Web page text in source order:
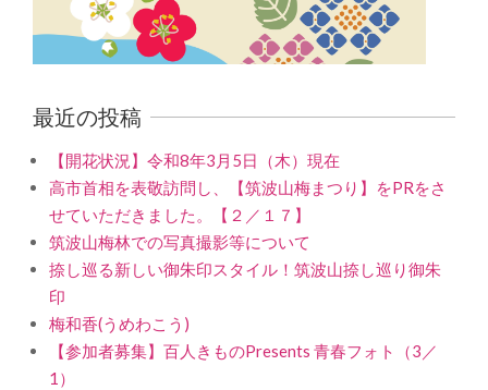
最近の投稿
【開花状況】令和8年3月5日（木）現在
高市首相を表敬訪問し、【筑波山梅まつり】をPRをさ
せていただきました。【２／１７】
筑波山梅林での写真撮影等について
捺し巡る新しい御朱印スタイル！筑波山捺し巡り御朱
印
梅和香(うめわこう)
【参加者募集】百人きものPresents 青春フォト（3／
1）